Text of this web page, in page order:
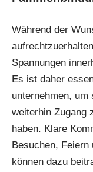
Während der
Spannungen
Es ist daher
unternehmen,
weiterhin Zugang
haben. Klare
Besuchen, Feiern
können dazu